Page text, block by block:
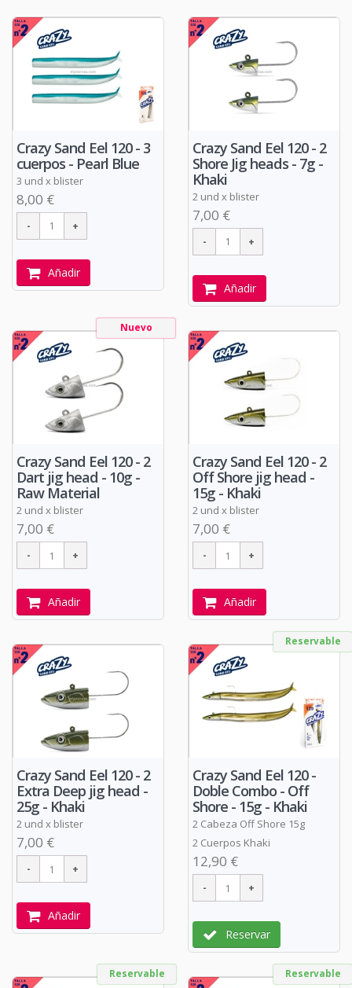
Crazy Sand Eel 120 - 3
cuerpos - Pearl Blue
3 und x blister
8,00 €
Añadir
Crazy Sand Eel 120 - 2
Shore Jig heads - 7g -
Khaki
2 und x blister
7,00 €
Añadir
Nuevo
Crazy Sand Eel 120 - 2
Dart jig head - 10g -
Raw Material
2 und x blister
7,00 €
Añadir
Crazy Sand Eel 120 - 2
Off Shore jig head -
15g - Khaki
2 und x blister
7,00 €
Añadir
Crazy Sand Eel 120 - 2
Extra Deep jig head -
25g - Khaki
2 und x blister
7,00 €
Añadir
Reservable
Crazy Sand Eel 120 -
Doble Combo - Off
Shore - 15g - Khaki
2 Cabeza Off Shore 15g
2 Cuerpos Khaki
12,90 €
Reservar
Reservable Reservable